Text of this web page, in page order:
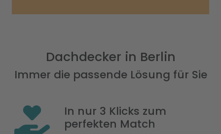
Dachdecker in Berlin
Immer die passende Lösung für Sie
In nur 3 Klicks zum
perfekten Match